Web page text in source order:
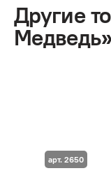
Другие
Медведь»
арт. 2650